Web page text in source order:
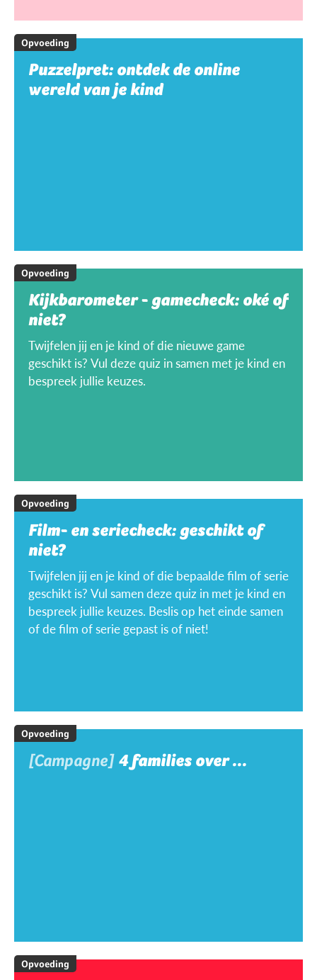
Opvoeding
Puzzelpret: ontdek de online
wereld van je kind
Opvoeding
Kijkbarometer - gamecheck: oké of
niet?
Twijfelen jij en je kind of die nieuwe game
geschikt is? Vul deze quiz in samen met je kind en
bespreek jullie keuzes.
Opvoeding
Film- en seriecheck: geschikt of
niet?
Twijfelen jij en je kind of die bepaalde film of serie
geschikt is? Vul samen deze quiz in met je kind en
bespreek jullie keuzes. Beslis op het einde samen
of de film of serie gepast is of niet!
Opvoeding
[Campagne] 4 families over ...
Opvoeding